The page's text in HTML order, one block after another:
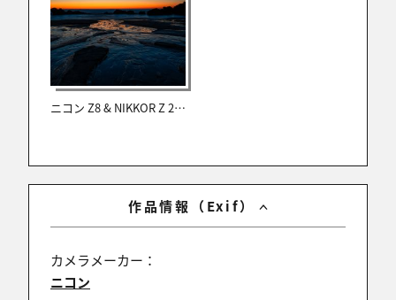
aria
2025/11/22 16:18:45
隅々までピントが合いやすい、超広角ならではの、
苔の質感となりました✨
ニコン Z8 & NIKKOR Z 24-70mm f/2.8 S II レビュー
作品情報（Exif）
カメラメーカー：
ニコン